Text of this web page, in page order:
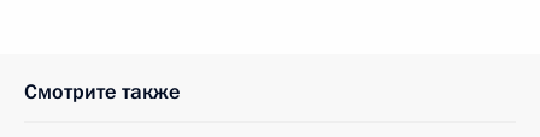
Смотрите также